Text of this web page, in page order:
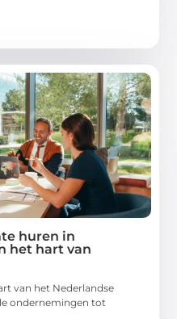
huren in
het hart van
van het Nederlandse
ondernemingen tot